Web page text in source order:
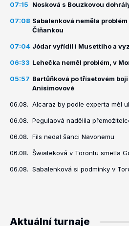
07:15 Nosková s Bouzkovou
07:08 Sabalenková neměla
Číňankou
07:04 Jódar vyřídil i Musettiho a
06:33 Lehečka neměl problém, v
05:57 Bartůňková po třísetovém
Anisimovové
06.08. Alcaraz by podle experta měl
06.08. Pegulaová nadělila
06.08. Fils nedal šanci Navonemu
06.08. Šwiateková v Torontu smetla
06.08. Sabalenková si podmínky v
Aktuální turnaje